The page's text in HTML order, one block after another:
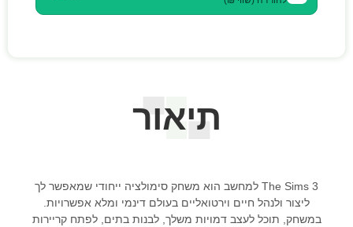
תיאור
The Sims 3 למחשב הוא משחק סימולציה ייחודי שמאפשר לך
ליצור ולנהל חיים וירטואליים בעולם דינמי ומלא אפשרויות.
במשחק, תוכל לעצב דמויות משלך, לבנות בתים, לפתח קריירות